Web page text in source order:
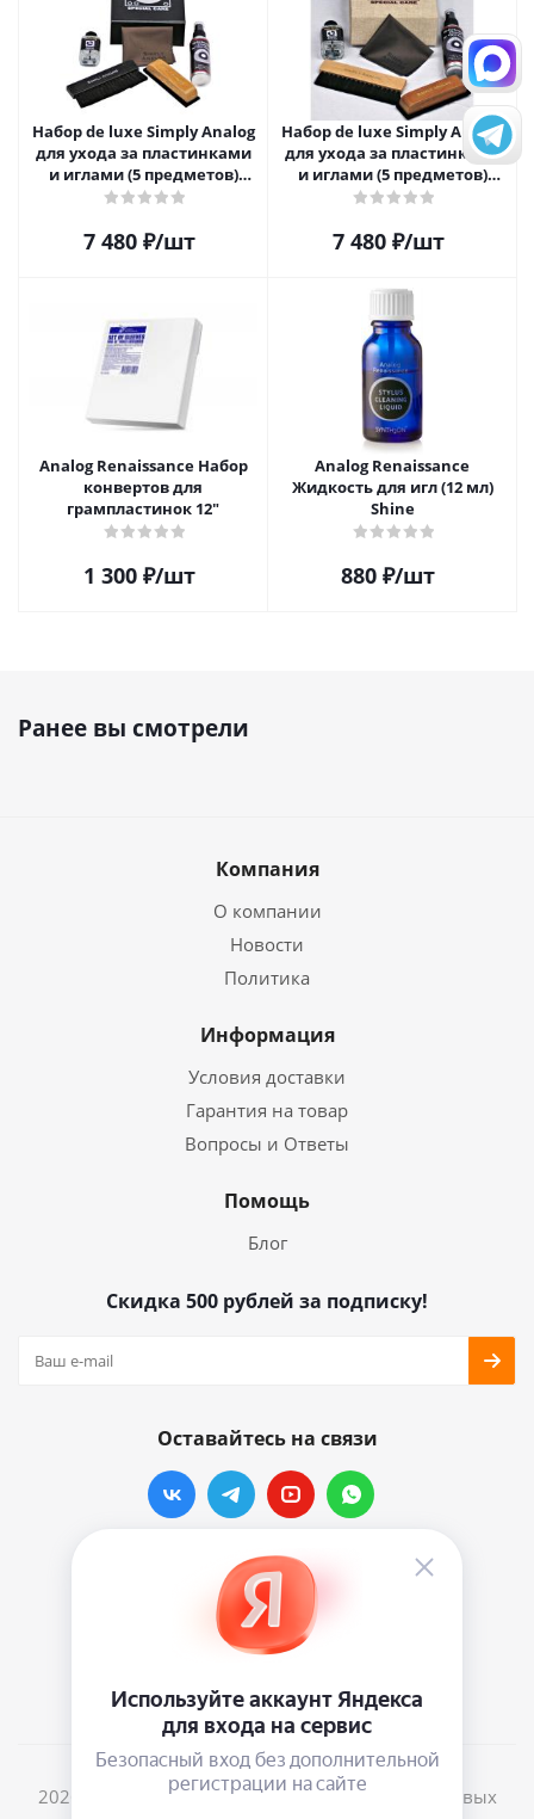
Набор de luxe Simply Analog
для ухода за пластинками
и иглами (5 предметов)
SAVC003
7 480₽/шт
Набор de luxe Simply Analog
для ухода за пластинками
и иглами (5 предметов)
SAVC005
7 480₽/шт
Analog Renaissance Набор
конвертов для
грампластинок 12"
1 300₽/шт
Analog Renaissance
Жидкость для игл (12 мл)
Shine
880 ₽/шт
Ранее вы смотрели
Компания
О компании
Новости
Политика
Информация
Условия доставки
Гарантия на товар
Вопросы и Ответы
Помощь
Блог
Скидка 500 рублей за подписку!
Оставайтесь на связи
Наши контакты
info@vinylmarkt.ru
2026 © Винилмаркт - интернет-магазин виниловых